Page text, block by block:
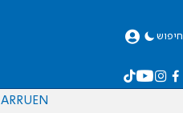
חיפוש
EN
RU
AR